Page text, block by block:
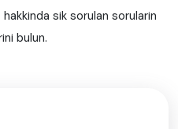
sik sorulan sorularin
bulun.